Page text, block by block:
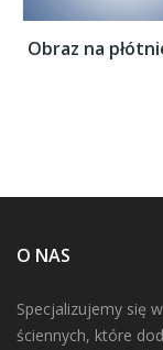
O NAS
Specjalizujemy się
ściennych, które